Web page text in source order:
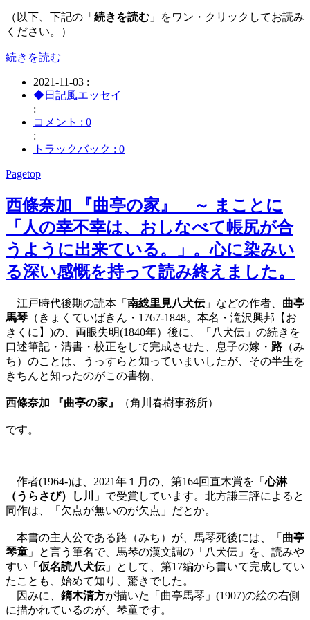
（以下、下記の「 続きを読む 」をワン・クリックしてお読み
ください。）
続きを読む
2021-11-03 :
◆日記風エッセイ
:
コメント : 0
:
トラックバック : 0
Pagetop
西條奈加 『曲亭の家』 ～ まことに
「人の幸不幸は、おしなべて帳尻が合
うように出来ている。」。心に染みい
る深い感慨を持って読み終えました。
江戸時代後期の読本「 南総里見八犬伝」などの作者、 曲亭
馬琴 （きょくていばきん・1767-1848。本名・滝沢興邦【お
きくに】)の、両眼失明(1840年）後に、「八犬伝」の続きを
口述筆記・清書・校正をして完成させた、息子の嫁・ 路 （み
ち）のことは、うっすらと知っていまいしたが、その半生を
きちんと知ったのがこの書物、
西條奈加 『曲亭の家』 （角川春樹事務所）
です。
作者(1964-)は、2021年１月の、第164回直木賞を「心淋
（うらさび）し川
」で受賞しています。北方謙三評によると
同作は、「欠点が無いのが欠点」だとか。
本書の主人公である路（みち）が、馬琴死後には、「 曲亭
琴童 」と言う筆名で、馬琴の漢文調の「八犬伝」を、読みや
すい「 仮名読八犬伝」として、第17編から書いて完成してい
たことも、始めて知り、驚きでした。
因みに、 鏑木清方が描いた「曲亭馬琴」(1907)の絵の右側
に描かれているのが、琴童です。